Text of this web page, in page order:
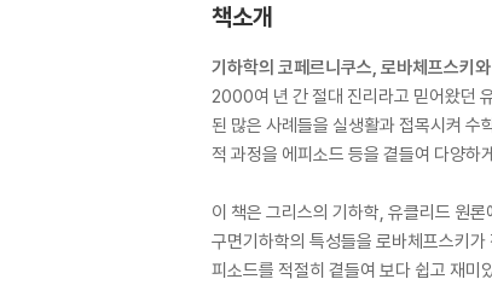
책소개
기하학의 코페르니쿠스, 로바체프스키
2000여 년 간 절대 진리라고 믿어왔던
된 많은 사례들을 실생활과 접목시켜 수
적 과정을 에피소드 등을 곁들여 다양하
이 책은 그리스의 기하학, 유클리드 원
구면기하학의 특성들을 로바체프스키
피소드를 적절히 곁들여 보다 쉽고 재미